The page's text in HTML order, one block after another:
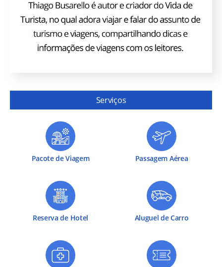
Serviços
Pacote de Viagem Passagem Aérea
Reserva de Hotel Aluguel de Carro